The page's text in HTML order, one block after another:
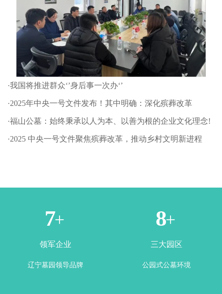
·我国将推进群众‘’身后事一次办‘’
·2025年中央一号文件发布！其中明确：深化殡葬改革
·福山公墓：始终秉承以人为本、以善为根的企业文化理念!
·2025 中央一号文件聚焦殡葬改革，推动乡村文明新进程
1+
领军企业
辽宁墓园领导品牌
3+
三大园区
公园式公墓环境